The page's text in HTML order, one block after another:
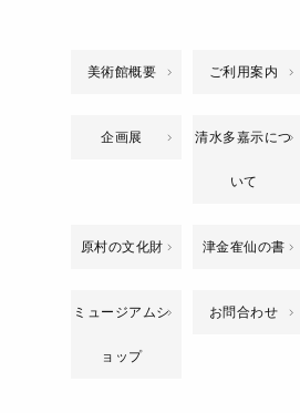
美術館概要 ご利用案内
企画展 清水多嘉示につ
いて
原村の文化財 津金隺仙の書
ミュージアムシ
ョップ
お問合わせ